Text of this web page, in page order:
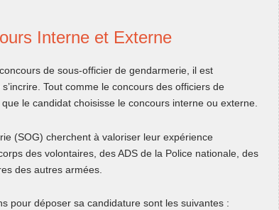
Interne et Externe
de sous-officier de gendarmerie, il est
Tout comme le concours des officiers de
le candidat choisisse le concours interne ou externe.
(SOG) cherchent à valoriser leur expérience
des volontaires, des ADS de la Police nationale, des
des autres armées.
pour déposer sa candidature sont les suivantes :